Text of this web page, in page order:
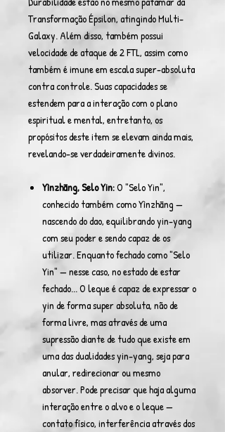
Transformação Épsilon, atingindo Multi-
Galaxy. Além disso, também possui
velocidade de ataque de 2 FTL, assim como
também é imune em escala super-absoluta
contra controle. Suas capacidades se
estendem para a interação com o plano
espiritual e mental, entretanto, os
propósitos deste item se elevam ainda mais,
revelando-se verdadeiramente divinos.
Yìnzhāng, Selo Yin:O "Selo Yin",
conhecido também como Yìnzhāng —
nascendo do dao, equilibrando yin-yang
com seu poder e sendo capaz de os
utilizar. Enquanto fechado como "Selo
Yin" — nesse caso, no estado de estar
fechado... O leque é capaz de expressar o
yin de forma super absoluta, não de
forma livre, mas através de uma
supressão diante de tudo que existe em
uma das dualidades yin-yang, seja para
anular, redirecionar ou mesmo
absorver. Pode precisar que haja alguma
interação entre o alvo e o leque —
contato físico, interferência através dos